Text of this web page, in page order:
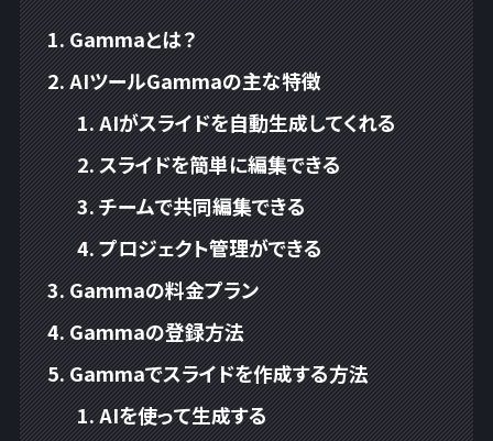
Gammaとは？
AIツールGammaの主な特徴
AIがスライドを自動生成してくれる
スライドを簡単に編集できる
チームで共同編集できる
プロジェクト管理ができる
Gammaの料金プラン
Gammaの登録方法
Gammaでスライドを作成する方法
AIを使って生成する